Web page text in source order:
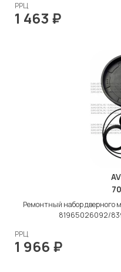
РРЦ
1 463 ₽
Ремонтный набор дверного
81965026092/
РРЦ
1 966 ₽